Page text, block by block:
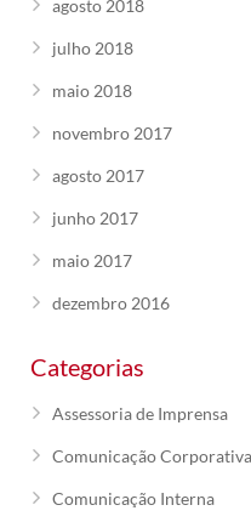
agosto 2018
julho 2018
maio 2018
novembro 2017
agosto 2017
junho 2017
maio 2017
dezembro 2016
Categorias
Assessoria de Imprensa
Comunicação Corporativa
Comunicação Interna